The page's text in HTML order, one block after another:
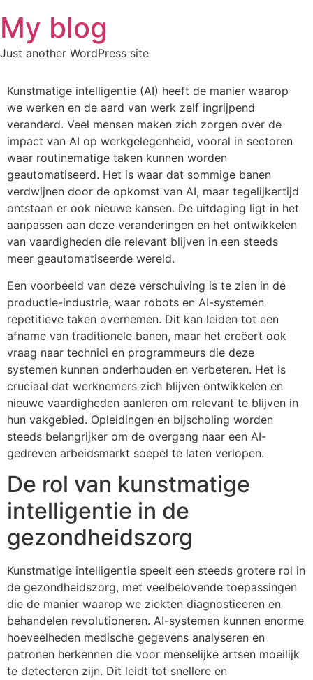
to
content
My blog
Just another WordPress site
Kunstmatige intelligentie (AI) heeft de manier waarop
we werken en de aard van werk zelf ingrijpend
veranderd. Veel mensen maken zich zorgen over de
impact van AI op werkgelegenheid, vooral in sectoren
waar routinematige taken kunnen worden
geautomatiseerd. Het is waar dat sommige banen
verdwijnen door de opkomst van AI, maar tegelijkertijd
ontstaan er ook nieuwe kansen. De uitdaging ligt in het
aanpassen aan deze veranderingen en het ontwikkelen
van vaardigheden die relevant blijven in een steeds
meer geautomatiseerde wereld.
Een voorbeeld van deze verschuiving is te zien in de
productie-industrie, waar robots en AI-systemen
repetitieve taken overnemen. Dit kan leiden tot een
afname van traditionele banen, maar het creëert ook
vraag naar technici en programmeurs die deze
systemen kunnen onderhouden en verbeteren. Het is
cruciaal dat werknemers zich blijven ontwikkelen en
nieuwe vaardigheden aanleren om relevant te blijven in
hun vakgebied. Opleidingen en bijscholing worden
steeds belangrijker om de overgang naar een AI-
gedreven arbeidsmarkt soepel te laten verlopen.
De rol van kunstmatige
intelligentie in de
gezondheidszorg
Kunstmatige intelligentie speelt een steeds grotere rol in
de gezondheidszorg, met veelbelovende toepassingen
die de manier waarop we ziekten diagnosticeren en
behandelen revolutioneren. AI-systemen kunnen enorme
hoeveelheden medische gegevens analyseren en
patronen herkennen die voor menselijke artsen moeilijk
te detecteren zijn. Dit leidt tot snellere en